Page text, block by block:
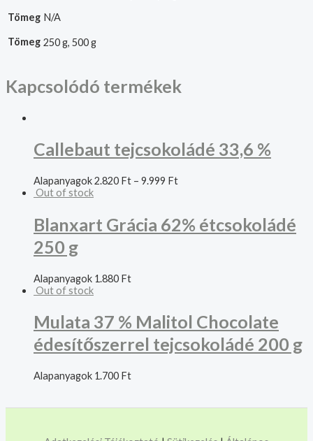
Tömeg N/A
Tömeg 250 g, 500 g
Kapcsolódó termékek
Callebaut tejcsokoládé 33,6 %
Alapanyagok2.820 Ft – 9.999 Ft
Out of stock
Blanxart Grácia 62% étcsokoládé
250 g
Alapanyagok 1.880 Ft
Out of stock
Mulata 37 % Malitol Chocolate
édesítőszerrel tejcsokoládé 200 g
Alapanyagok 1.700 Ft